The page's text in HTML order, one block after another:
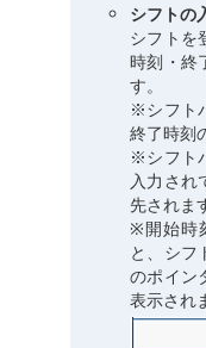
シフトの
シフトを
時刻・終
す。
※シフト
終了時刻
※シフト
入力され
先されま
※開始時
と、シフ
のポイン
表示され